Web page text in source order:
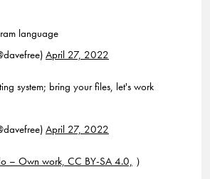
language
April 27, 2022
system; bring your files, let's work
April 27, 2022
– Own work, CC BY-SA 4.0, ）